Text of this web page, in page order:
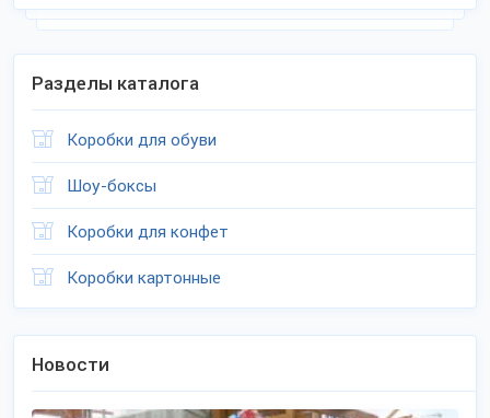
Разделы каталога
Коробки для обуви
Шоу-боксы
Коробки для конфет
Коробки картонные
Новости